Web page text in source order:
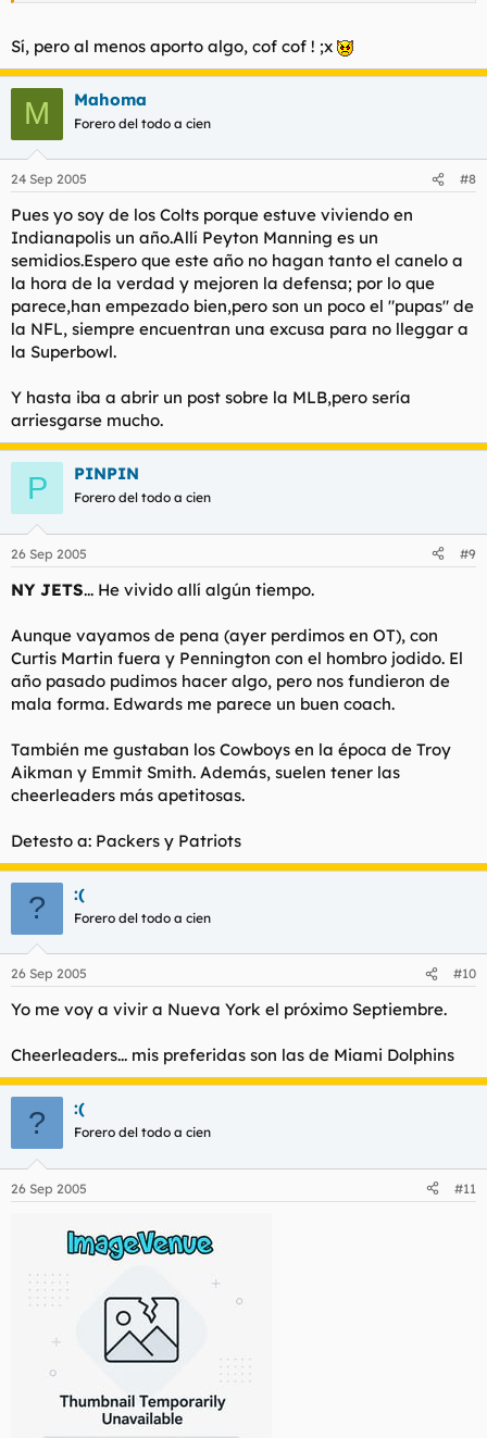
Sí, pero al menos aporto algo, cof cof ! ;x
M Mahoma
Forero del todo a cien
24 Sep 2005 #8
Pues yo soy de los Colts porque estuve viviendo en
Indianapolis un año.Allí Peyton Manning es un
semidios.Espero que este año no hagan tanto el canelo a
la hora de la verdad y mejoren la defensa; por lo que
parece,han empezado bien,pero son un poco el "pupas" de
la NFL, siempre encuentran una excusa para no lleggar a
la Superbowl.
Y hasta iba a abrir un post sobre la MLB,pero sería
arriesgarse mucho.
P PINPIN
Forero del todo a cien
26 Sep 2005 #9
NY JETS... He vivido allí algún tiempo.
Aunque vayamos de pena (ayer perdimos en OT), con
Curtis Martin fuera y Pennington con el hombro jodido. El
año pasado pudimos hacer algo, pero nos fundieron de
mala forma. Edwards me parece un buen coach.
También me gustaban los Cowboys en la época de Troy
Aikman y Emmit Smith. Además, suelen tener las
cheerleaders más apetitosas.
Detesto a: Packers y Patriots
? :(
Forero del todo a cien
26 Sep 2005 #10
Yo me voy a vivir a Nueva York el próximo Septiembre.
Cheerleaders... mis preferidas son las de Miami Dolphins
? :(
Forero del todo a cien
26 Sep 2005 #11